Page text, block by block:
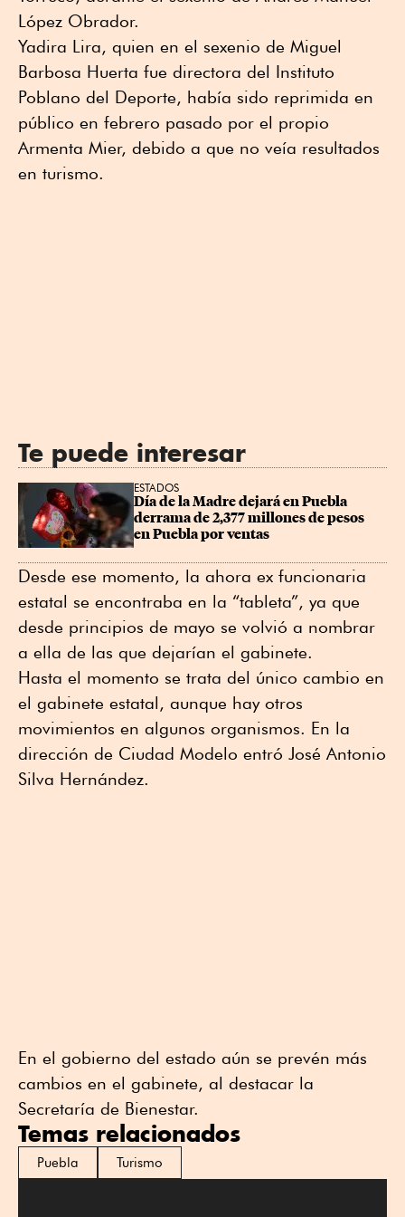
López Obrador.
Yadira Lira, quien en el sexenio de Miguel
Barbosa Huerta fue directora del Instituto
Poblano del Deporte, había sido reprimida en
público en febrero pasado por el propio
Armenta Mier, debido a que no veía resultados
en turismo.
Te puede interesar
ESTADOS
Día de la Madre dejará en Puebla
derrama de 2,377 millones de pesos
en Puebla por ventas
Desde ese momento, la ahora ex funcionaria
estatal se encontraba en la “tableta”, ya que
desde principios de mayo se volvió a nombrar
a ella de las que dejarían el gabinete.
Hasta el momento se trata del único cambio en
el gabinete estatal, aunque hay otros
movimientos en algunos organismos. En la
dirección de Ciudad Modelo entró José Antonio
Silva Hernández.
En el gobierno del estado aún se prevén más
cambios en el gabinete, al destacar la
Secretaría de Bienestar.
Temas relacionados
Puebla Turismo